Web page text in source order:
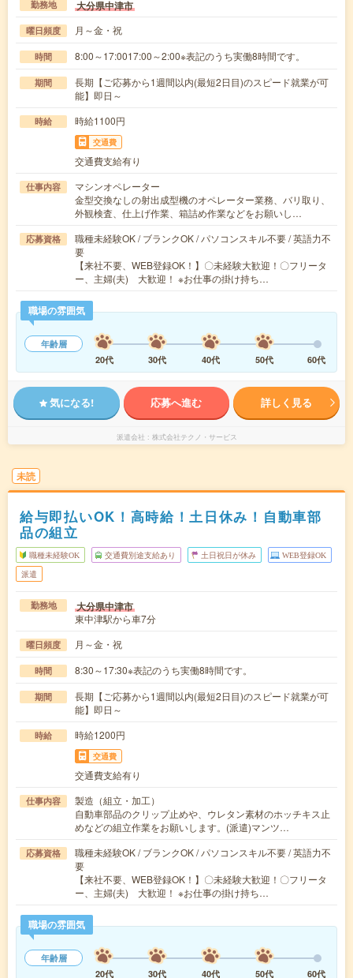
勤務地 大分県中津市
曜日頻度 月～金・祝
時間 8:00～17:0017:00～2:00※表記のうち実働8時間です。
期間
長期【ご応募から1週間以内(最短2日目)のスピード就業が可
能】即日～
時給 時給1100円
交通費
交通費支給有り
仕事内容
マシンオペレーター
金型交換なしの射出成型機のオペレーター業務、バリ取り、
外観検査、仕上げ作業、箱詰め作業などをお願いし…
応募資格
職種未経験OK / ブランクOK / パソコンスキル不要 / 英語力不
要
【来社不要、WEB登録OK！】〇未経験大歓迎！〇フリータ
ー、主婦(夫) 大歓迎！ ※お仕事の掛け持ち…
職場の雰囲気
年齢層
20代
30代 40代 50代 60代
気になる! 応募へ進む 詳しく見る
派遣会社 株式会社テクノ・サービス
未読
給与即払いOK！高時給！土日休み！自動車部
品の組立
職種未経験OK 交通費別途支給あり 土日祝日が休み WEB登録OK
派遣
勤務地 大分県中津市
東中津駅から車7分
曜日頻度 月～金・祝
時間 8:30～17:30※表記のうち実働8時間です。
期間
長期【ご応募から1週間以内(最短2日目)のスピード就業が可
能】即日～
時給 時給1200円
交通費
交通費支給有り
仕事内容
製造（組立・加工）
自動車部品のクリップ止めや、ウレタン素材のホッチキス止
めなどの組立作業をお願いします。(派遣)マンツ…
応募資格
職種未経験OK / ブランクOK / パソコンスキル不要 / 英語力不
要
【来社不要、WEB登録OK！】〇未経験大歓迎！〇フリータ
ー、主婦(夫) 大歓迎！ ※お仕事の掛け持ち…
職場の雰囲気
年齢層
20代
30代 40代 50代 60代